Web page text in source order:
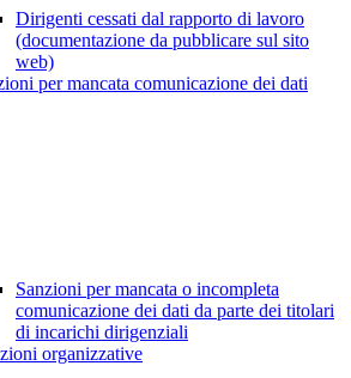
Dirigenti cessati dal rapporto di lavoro
(documentazione da pubblicare sul sito
web)
per mancata comunicazione dei dati
Sanzioni per mancata o incompleta
comunicazione dei dati da parte dei titolari
di incarichi dirigenziali
organizzative